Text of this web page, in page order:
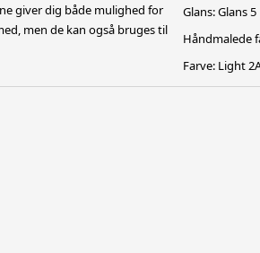
giver dig både mulighed for
men de kan også bruges til
Glans: Glans 5
Håndmalede
Farve: Light